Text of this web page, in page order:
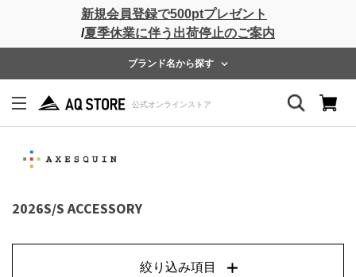
新規会員登録で500ptプレゼント
/夏季休業に伴う出荷停止のご案内
ブランド名から探す
2026S/S ACCESSORY
絞り込み項目